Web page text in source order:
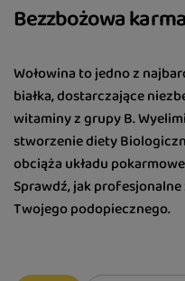
Bezzbożowa
Wołowina to jedno z
białka, dostarczające
witaminy z grupy B.
stworzenie diety
obciąża układu
Sprawdź, jak
Twojego podopiecznego.